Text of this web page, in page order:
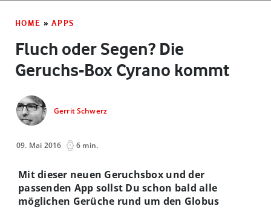
HOME » APPS
Fluch oder Segen? Die
Geruchs-Box Cyrano kommt
Gerrit Schwerz
09. Mai 2016 6 min.
Mit dieser neuen Geruchsbox und der
passenden App sollst Du schon bald alle
möglichen Gerüche rund um den Globus